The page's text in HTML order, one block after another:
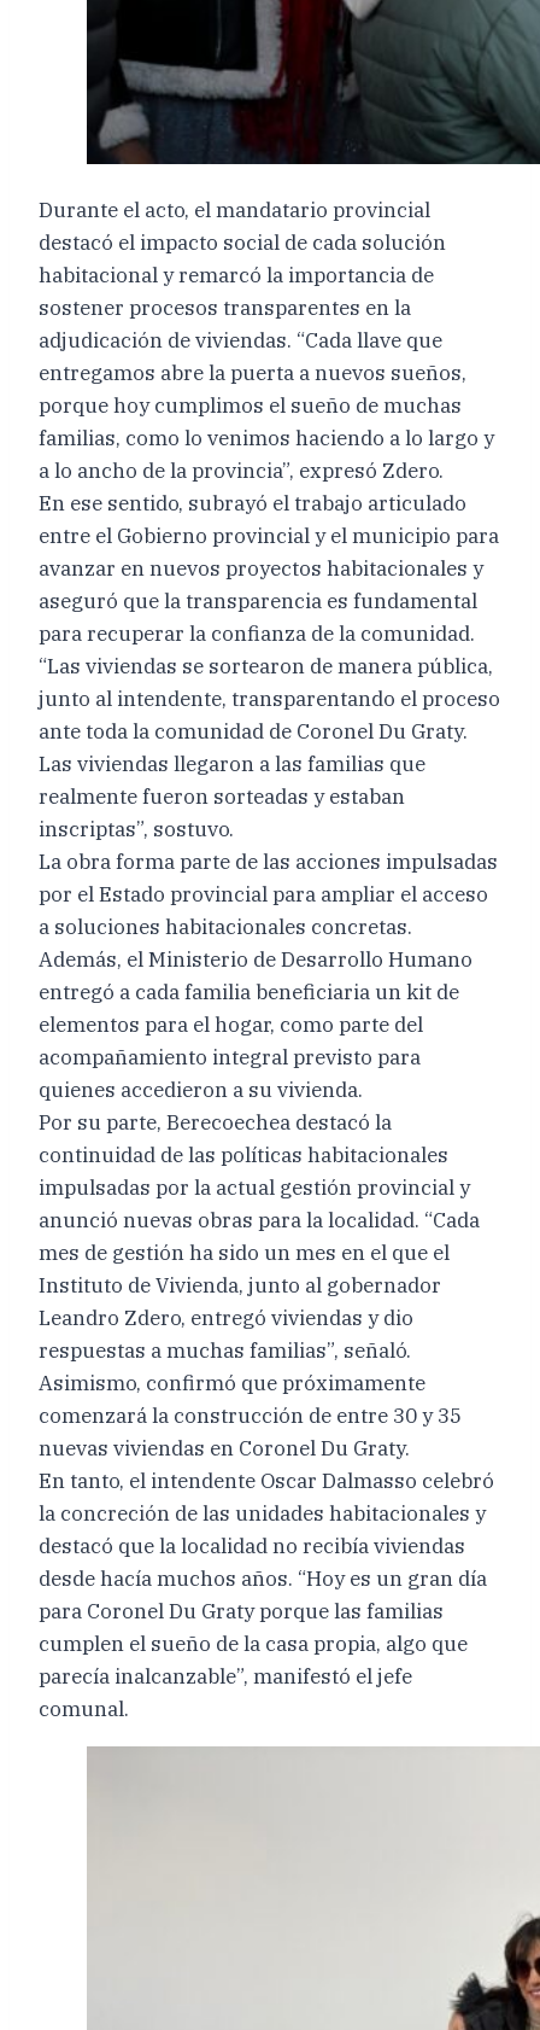
Durante el acto, el mandatario provincial
destacó el impacto social de cada solución
habitacional y remarcó la importancia de
sostener procesos transparentes en la
adjudicación de viviendas. “Cada llave que
entregamos abre la puerta a nuevos sueños,
porque hoy cumplimos el sueño de muchas
familias, como lo venimos haciendo a lo largo y
a lo ancho de la provincia”, expresó Zdero.
En ese sentido, subrayó el trabajo articulado
entre el Gobierno provincial y el municipio para
avanzar en nuevos proyectos habitacionales y
aseguró que la transparencia es fundamental
para recuperar la confianza de la comunidad.
“Las viviendas se sortearon de manera pública,
junto al intendente, transparentando el proceso
ante toda la comunidad de Coronel Du Graty.
Las viviendas llegaron a las familias que
realmente fueron sorteadas y estaban
inscriptas”, sostuvo.
La obra forma parte de las acciones impulsadas
por el Estado provincial para ampliar el acceso
a soluciones habitacionales concretas.
Además, el Ministerio de Desarrollo Humano
entregó a cada familia beneficiaria un kit de
elementos para el hogar, como parte del
acompañamiento integral previsto para
quienes accedieron a su vivienda.
Por su parte, Berecoechea destacó la
continuidad de las políticas habitacionales
impulsadas por la actual gestión provincial y
anunció nuevas obras para la localidad. “Cada
mes de gestión ha sido un mes en el que el
Instituto de Vivienda, junto al gobernador
Leandro Zdero, entregó viviendas y dio
respuestas a muchas familias”, señaló.
Asimismo, confirmó que próximamente
comenzará la construcción de entre 30 y 35
nuevas viviendas en Coronel Du Graty.
En tanto, el intendente Oscar Dalmasso celebró
la concreción de las unidades habitacionales y
destacó que la localidad no recibía viviendas
desde hacía muchos años. “Hoy es un gran día
para Coronel Du Graty porque las familias
cumplen el sueño de la casa propia, algo que
parecía inalcanzable”, manifestó el jefe
comunal.